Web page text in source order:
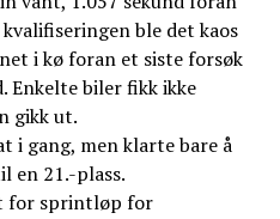
ble det kaos
i kø foran et siste forsøk
Enkelte biler fikk ikke
gikk ut.
i gang, men klarte bare å
en 21.-plass.
for sprintløp for